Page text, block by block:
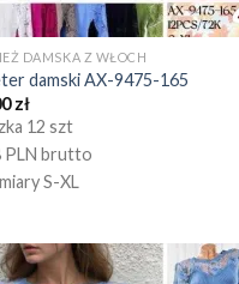
DAMSKA Z WŁOCH
damski AX-9475-165
zł
12 szt
PLN brutto
S-XL